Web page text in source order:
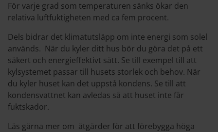
För varje grad som temperaturen sänks ökar den
relativa luftfuktigheten med ca fem procent.
Dels bidrar det klimatutsläpp om inte energi som solel
används. När du kyler ditt hus bör du göra det på ett
säkert och energieffektivt sätt. Se till exempel till att
kylsystemet passar till husets storlek och behov. När
du kyler huset kan det uppstå kondens. Se till att
kondensvattnet kan avledas så att huset inte får
fuktskador.
Läs gärna mer om åtgärder för att förebygga höga